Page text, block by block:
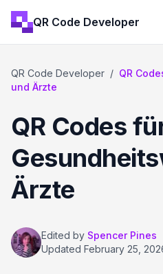
QR Code Developer
QR Code Developer / QR
und Ärzte
QR Codes
Ärzte
Edited by Spencer Pines
Updated February 25,